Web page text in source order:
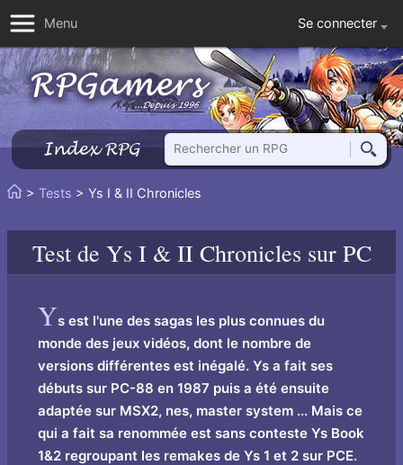
Menu Se connecter
Index RPG
Rechercher un RPG
Vous
> Tests > Ys I & II Chronicles
Test de Ys I & II Chronicles sur PC
Ys est l'une des sagas les plus connues du
monde des jeux vidéos, dont le nombre de
versions différentes est inégalé. Ys a fait ses
débuts sur PC-88 en 1987 puis a été ensuite
adaptée sur MSX2, nes, master system ... Mais ce
qui a fait sa renommée est sans conteste Ys Book
1&2 regroupant les remakes de Ys 1 et 2 sur PCE.